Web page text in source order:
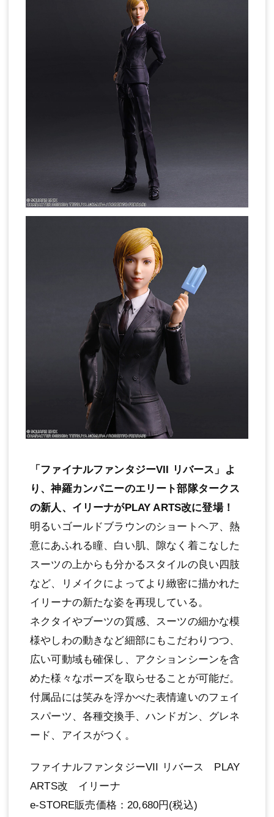
「ファイナルファンタジーVII リバース」よ
り、神羅カンパニーのエリート部隊タークス
の新人、イリーナがPLAY ARTS改に登場！
明るいゴールドブラウンのショートヘア、熱
意にあふれる瞳、白い肌、隙なく着こなした
スーツの上からも分かるスタイルの良い四肢
など、リメイクによってより緻密に描かれた
イリーナの新たな姿を再現している。
ネクタイやブーツの質感、スーツの細かな模
様やしわの動きなど細部にもこだわりつつ、
広い可動域も確保し、アクションシーンを含
めた様々なポーズを取らせることが可能だ。
付属品には笑みを浮かべた表情違いのフェイ
スパーツ、各種交換手、ハンドガン、グレネ
ード、アイスがつく。
ファイナルファンタジーVII リバース PLAY
ARTS改 イリーナ
e-STORE販売価格：20,680円(税込)